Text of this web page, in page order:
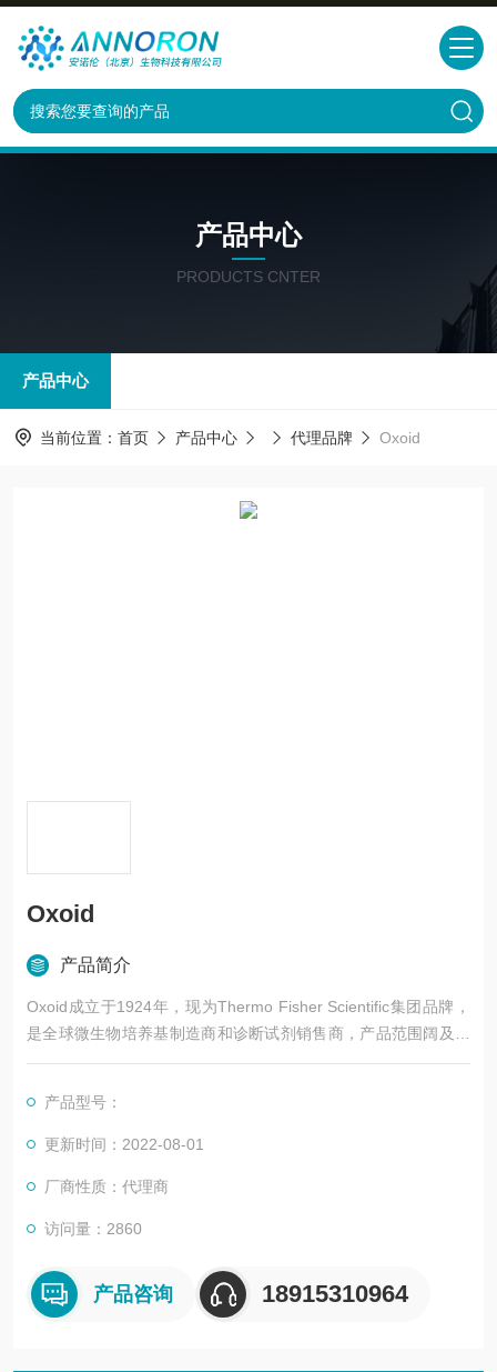
产品中心
PRODUCTS CNTER
产品中心
当前位置： 首页 产品中心 代理品牌 Oxoid
Oxoid
产品简介
Oxoid成立于1924年，现为Thermo Fisher Scientific集团品牌，
是全球微生物培养基制造商和诊断试剂销售商，产品范围阔及与
疾病、微生物诊断相关的临床检验科学、基础学术研究与工业生
产品型号：
更新时间：2022-08-01
厂商性质：代理商
访问量：2860
产品咨询 18915310964